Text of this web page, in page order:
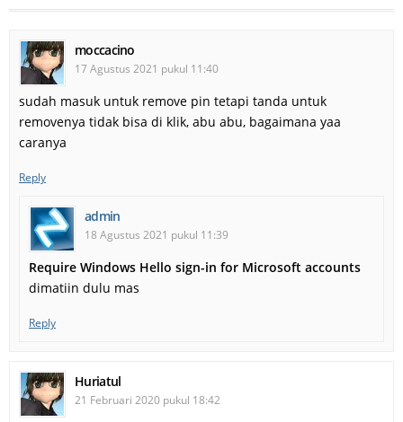
moccacino
17 Agustus 2021 pukul 11:40
sudah masuk untuk remove pin tetapi tanda untuk
removenya tidak bisa di klik, abu abu, bagaimana yaa
caranya
Reply
admin
18 Agustus 2021 pukul 11:39
Require Windows Hello sign-in for Microsoft accounts
dimatiin dulu mas
Reply
Huriatul
21 Februari 2020 pukul 18:42